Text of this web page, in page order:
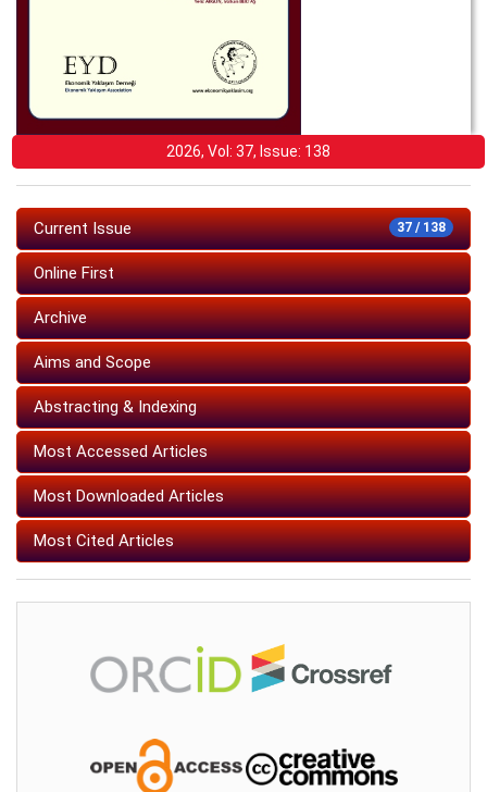
2026, Vol: 37, Issue: 138
37 / 138
Current Issue
Online First
Archive
Aims and Scope
Abstracting & Indexing
Most Accessed Articles
Most Downloaded Articles
Most Cited Articles